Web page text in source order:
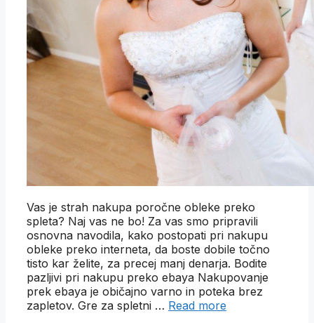
Vas je strah nakupa poročne obleke preko
spleta? Naj vas ne bo! Za vas smo pripravili
osnovna navodila, kako postopati pri nakupu
obleke preko interneta, da boste dobile točno
tisto kar želite, za precej manj denarja. Bodite
pazljivi pri nakupu preko ebaya Nakupovanje
prek ebaya je običajno varno in poteka brez
zapletov. Gre za spletni … Read more